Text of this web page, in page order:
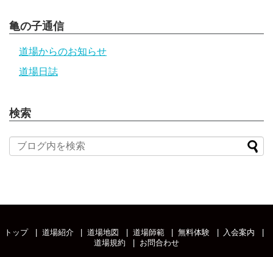
亀の子通信
道場からのお知らせ
道場日誌
検索
トップ 道場紹介 道場地図 道場師範 無料体験
入会案内
道場規約
お問合わせ